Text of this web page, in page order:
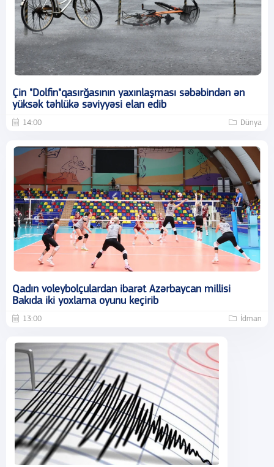
Çin "Dolfin"qasırğasının yaxınlaşması səbəbindən ən
yüksək təhlükə səviyyəsi elan edib
14:00 Dünya
Qadın voleybolçulardan ibarət Azərbaycan millisi
Bakıda iki yoxlama oyunu keçirib
13:00 İdman